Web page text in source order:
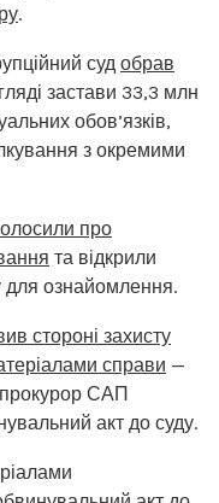
.
суд обрав
застави 33,3 млн
обов’язків,
з окремими
про
та відкрили
для ознайомлення.
стороні захисту
справи —
прокурор САП
акт до суду.